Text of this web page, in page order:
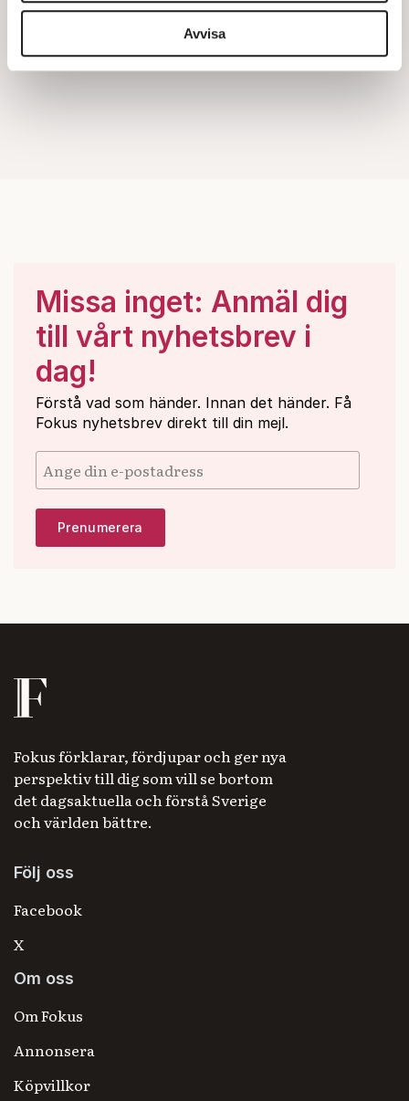
vidarebefordrar även sådana identifierare och annan
information från din enhet till de sociala medier och
annons- och analysföretag som vi samarbetar med.
Dessa kan i sin tur kombinera informationen med annan
Avvisa
Missa inget: Anmäl dig
till vårt nyhetsbrev i
dag!
Förstå vad som händer. Innan det händer. Få
Fokus nyhetsbrev direkt till din mejl.
Fokus förklarar, fördjupar och ger nya
perspektiv till dig som vill se bortom
det dagsaktuella och förstå Sverige
och världen bättre.
Följ oss
Facebook
X
Om oss
Om Fokus
Annonsera
Köpvillkor